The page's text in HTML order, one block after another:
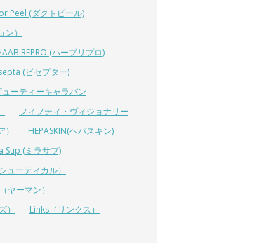
Peel (ダクトピール)
）
REPRO (ハーブリプロ)
(ビセプター)
ューティーキャラバン
フィフティ・ヴィジョナリー
HEPASKIN(ヘパスキン)
Sup (ミラサプ)
ューティカル）
ヤーマン）
）
Links（リンクス）